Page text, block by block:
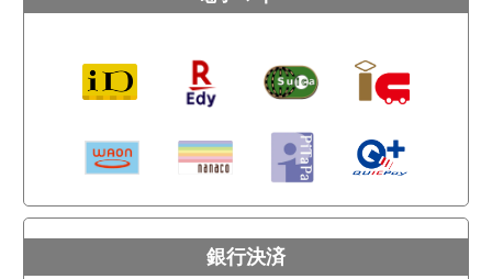
銀行決済